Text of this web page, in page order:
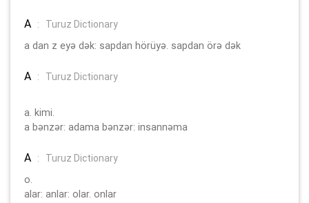
A :
Turuz Dictionary
a dan z eyə dək: sapdan hörüyə. sapdan örə dək
A : Turuz Dictionary
a. kimi.
a bənzər: adama bənzər: insannəma
A :
Turuz Dictionary
o.
alar: anlar: olar. onlar